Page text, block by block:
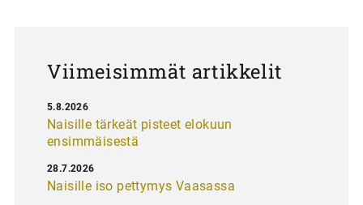
Viimeisimmät artikkelit
Naisille tärkeät pisteet elokuun
ensimmäisestä
5.8.2026
Naisille iso pettymys Vaasassa
28.7.2026